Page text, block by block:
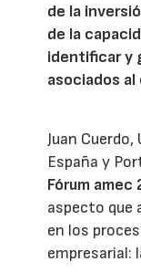
de la
de la
identificar y
asociados al
Juan
España y
Fórum amec
aspecto que
en los
empresarial: